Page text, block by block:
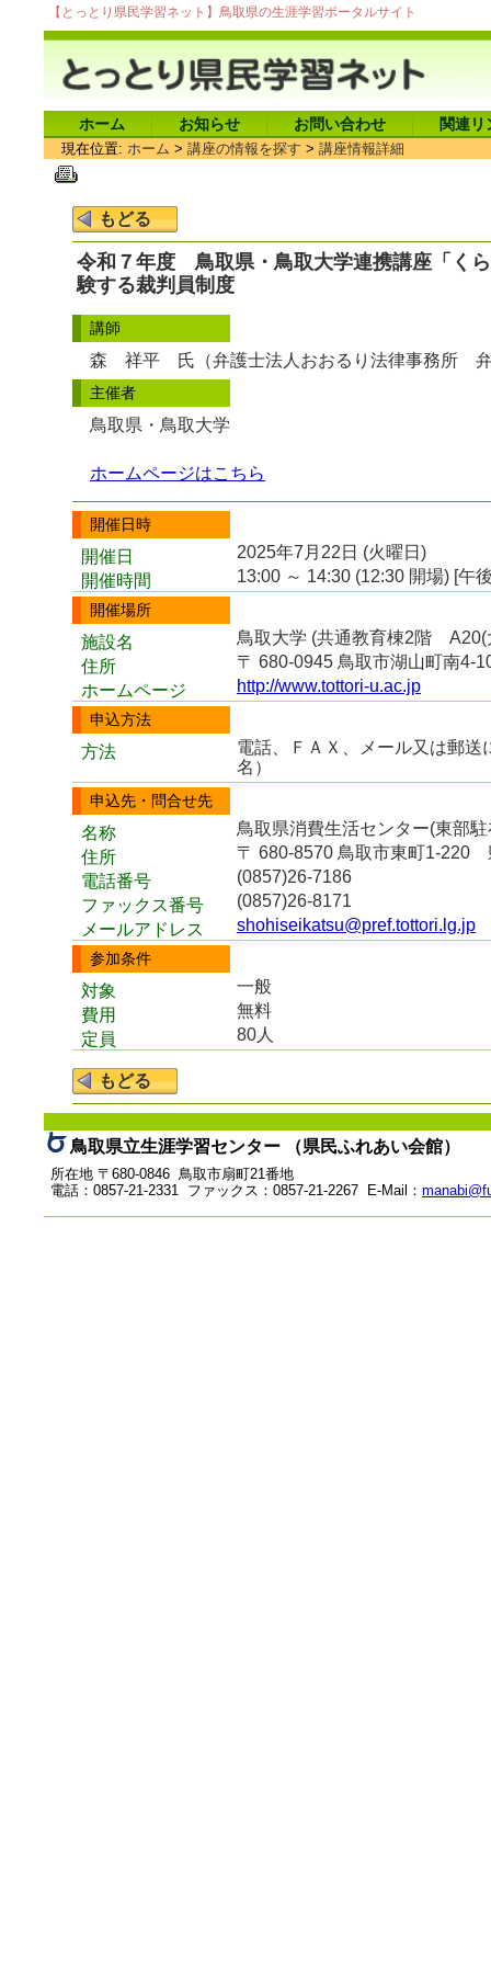
【とっとり県民学習ネット】鳥取県の生涯学習ポータルサイト
ホーム お知らせ お問い合わせ 関連リ
現在位置: ホーム > 講座の情報を探す > 講座情報詳細
令和７年度 鳥取県・鳥取大学連携講座「く
験する裁判員制度
講師
森 祥平 氏（弁護士法人おおるり法律事務所
主催者
鳥取県・鳥取大学
ホームページはこちら
開催日時
開催日
2025年7月22日 (火曜日)
開催時間
13:00 ～ 14:30 (12:30 開場) [午
開催場所
施設名
鳥取大学 (共通教育棟2階 A20(
住所
〒 680-0945 鳥取市湖山町南4-
ホームページ
http://www.tottori-u.ac.jp
申込方法
方法
電話、ＦＡＸ、メール又は郵
名）
申込先・問合せ先
名称
鳥取県消費生活センター(東部駐
住所
〒 680-8570 鳥取市東町1-220
電話番号
(0857)26-7186
ファックス番号
(0857)26-8171
メールアドレス
shohiseikatsu@pref.tottori.lg.jp
参加条件
対象
一般
費用
無料
定員
80人
鳥取県立生涯学習センター （県民ふれあい会館）
所在地 〒680-0846 鳥取市扇町21番地
電話：0857-21-2331 ファックス：0857-21-2267 E-Mail：